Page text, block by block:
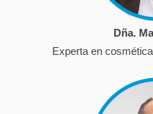
Dña.
Experta en